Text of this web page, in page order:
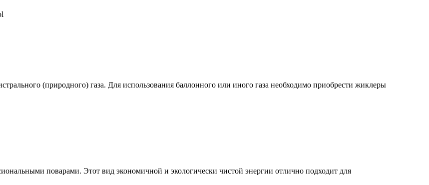
(природного) газа. Для использования баллонного или иного газа необходимо приобрести жиклеры
поварами. Этот вид экономичной и экологически чистой энергии отлично подходит для